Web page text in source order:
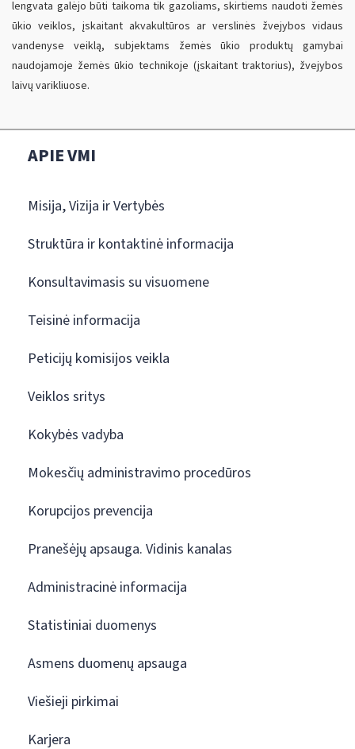
lengvata galėjo būti taikoma tik gazoliams, skirtiems naudoti žemės
ūkio veiklos, įskaitant akvakultūros ar verslinės žvejybos vidaus
vandenyse veiklą, subjektams žemės ūkio produktų gamybai
naudojamoje žemės ūkio technikoje (įskaitant traktorius), žvejybos
laivų varikliuose.
APIE VMI
Misija, Vizija ir Vertybės
Struktūra ir kontaktinė informacija
Konsultavimasis su visuomene
Teisinė informacija
Peticijų komisijos veikla
Veiklos sritys
Kokybės vadyba
Mokesčių administravimo procedūros
Korupcijos prevencija
Pranešėjų apsauga. Vidinis kanalas
Administracinė informacija
Statistiniai duomenys
Asmens duomenų apsauga
Viešieji pirkimai
Karjera